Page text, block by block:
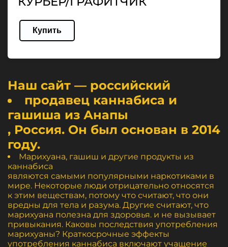
Купить
Наш сайт — российский
продавец каннабиса и
гашиша из Анапы
, Россия. Он был основан в 2014
году.
Марихуана, гашиш и другие продукты из
каннабиса
являются самыми популярными наркотиками в
мире. Некоторые люди отрицательно относятся
к этим веществам, потому что считают, что они
вредны для тела и разума. Другие считают, что
марихуана полезна для здоровья. и не вызывает
привыкания. Каковы последствия употребления
марихуаны? Краткосрочные эффекты
употребления каннабиса включают учащение